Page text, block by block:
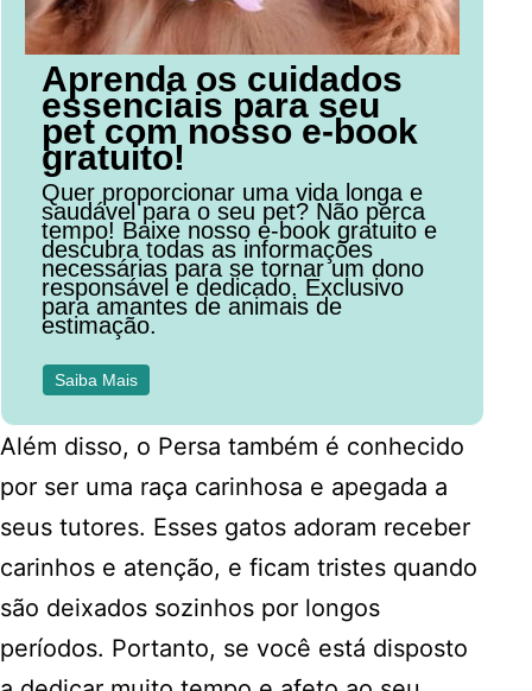
Aprenda os cuidados
essenciais para seu
pet com nosso e-book
gratuito!
Quer proporcionar uma vida longa e
saudável para o seu pet? Não perca
tempo! Baixe nosso e-book gratuito e
descubra todas as informações
necessárias para se tornar um dono
responsável e dedicado. Exclusivo
para amantes de animais de
estimação.
Saiba Mais
Além disso, o Persa também é conhecido
por ser uma raça carinhosa e apegada a
seus tutores. Esses gatos adoram receber
carinhos e atenção, e ficam tristes quando
são deixados sozinhos por longos
períodos. Portanto, se você está disposto